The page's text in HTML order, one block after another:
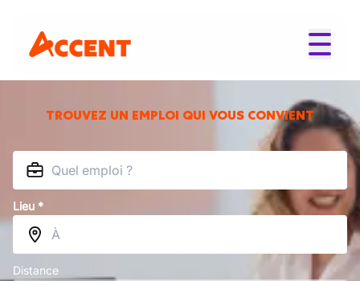
TROUVEZ UN EMPLOI QUI VOUS CONVIENT
Lieu *
Distance